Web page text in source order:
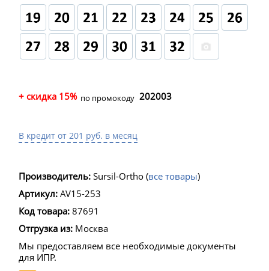
+ скидка 15% по промокоду 202003
В кредит от 201 руб. в месяц
Производитель: Sursil-Ortho (все товары)
Артикул: AV15-253
Код товара: 87691
Отгрузка из: Москва
Мы предоставляем все необходимые документы
для ИПР.